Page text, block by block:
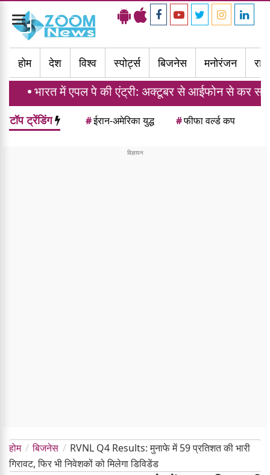
Toggle
navigation
होम
देश विश्व स्पोर्ट्स बिजनेस मनोरंजन
पे की एंट्री: अक्टूबर से आईफोन से कर सकेंगे क्रेडिट कार्ड
टॉप ट्रेंडिंग #ईरान-अमेरिका युद्ध #फीफा वर्ल्ड कप
होम बिजनेस
RVNL Q4 Results: मुनाफे में 59 प्रतिशत की भारी
गिरावट, फिर भी निवेशकों को मिलेगा डिविडेंड